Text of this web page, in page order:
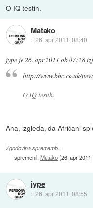
O IQ testih.
Matako
::26. apr 2011, 08:40
jype je 26. apr 2011 ob 07:28
http://www.bbc.co.uk/
O IQ testih.
Aha, izgleda, da Afričani
Zgodovina sprememb…
spremenil:Matako(26. apr 2011
jype
::26. apr 2011, 08:55